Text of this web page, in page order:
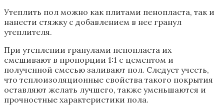
Утеплить пол можно как плитами пенопласта, так и
нанести стяжку с добавлением в нее гранул
утеплителя.
При утеплении гранулами пенопласта их
смешивают в пропорции 1:1 с цементом и
полученной смесью заливают пол. Следует учесть,
что теплоизоляционные свойства такого покрытия
оставляют желать лучшего, также уменьшаются и
прочностные характеристики пола.